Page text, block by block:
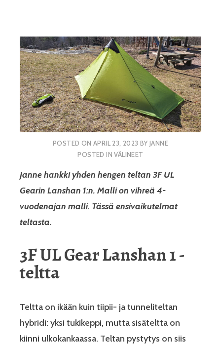
POSTED ON APRIL 23, 2023 BY JANNE
POSTED INVÄLINEET
Janne hankki yhden hengen teltan 3F UL
Gearin Lanshan 1:n. Malli on vihreä 4-
vuodenajan malli. Tässä ensivaikutelmat
teltasta.
3F UL Gear Lanshan 1 -
teltta
Teltta on ikään kuin tiipii- ja tunneliteltan
hybridi: yksi tukikeppi, mutta sisäteltta on
kiinni ulkokankaassa. Teltan pystytys on siis